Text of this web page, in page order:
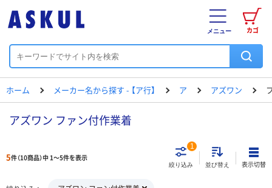
カゴ
メニュー
ホーム メーカー名から探す - 【ア行】 ア アズワン
アズワン ファン付作業着
5件（10商品）中 1～5件を表示
絞り込み
1
並び替え 表示切替